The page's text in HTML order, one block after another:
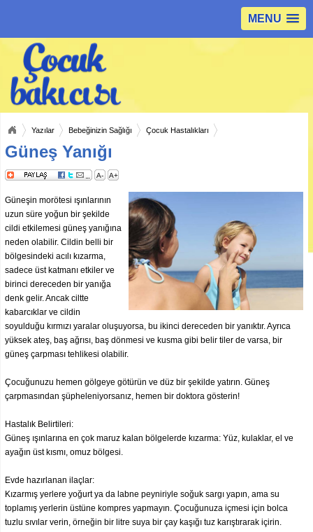
MENU
Yazılar Bebeğinizin Sağlığı Çocuk Hastalıkları
Güneş Yanığı
A- A+
Güneşin morötesi ışınlarının
uzun süre yoğun bir şekilde
cildi etkilemesi güneş yanığına
neden olabilir. Cildin belli bir
bölgesindeki acılı kızarma,
sadece üst katmanı etkiler ve
birinci dereceden bir yanığa
denk gelir. Ancak ciltte
kabarcıklar ve cildin
soyulduğu kırmızı yaralar oluşuyorsa, bu ikinci dereceden bir yanıktır. Ayrıca
yüksek ateş, baş ağrısı, baş dönmesi ve kusma gibi belir tiler de varsa, bir
güneş çarpması tehlikesi olabilir.
Çocuğunuzu hemen gölgeye götürün ve düz bir şekilde yatırın. Güneş
çarpmasından şüpheleniyorsanız, hemen bir doktora gösterin!
Hastalık Belirtileri:
Güneş ışınlarına en çok maruz kalan bölgelerde kızarma: Yüz, kulaklar, el ve
ayağın üst kısmı, omuz bölgesi.
Evde hazırlanan ilaçlar:
Kızarmış yerlere yoğurt ya da labne peyniriyle soğuk sargı yapın, ama su
toplamış yerlerin üstüne kompres yapmayın. Çocuğunuza içmesi için bolca
tuzlu sıvılar verin, örneğin bir litre suya bir çay kaşığı tuz karıştırarak içirin.